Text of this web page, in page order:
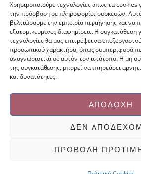
Χρησιμοποιούμε τεχνολογίες όπως τα cookies
την πρόσβαση σε πληροφορίες συσκευών.
βελτιώσουμε την εμπειρία περιήγησης και να
εξατομικευμένες διαφημίσεις. Η συγκατάθεση
τεχνολογίες θα μας επιτρέψει να
προσωπικού χαρακτήρα, όπως συμπεριφορά
αναγνωριστικά σε αυτόν τον ιστότοπο. Η μη
της συγκατάθεσης, μπορεί να επηρεάσει
και δυνατότητες.
ΑΠΟΔΟΧΉ
ΔΕΝ
ΠΡΟΒΟΛΉ
Πολιτική Cookies
Εμπόριο Ειδών Ονυχοπλαστικής,
άκρων και αξεσουάρ
τηλ: 213-0415386
info@ncnails.gr